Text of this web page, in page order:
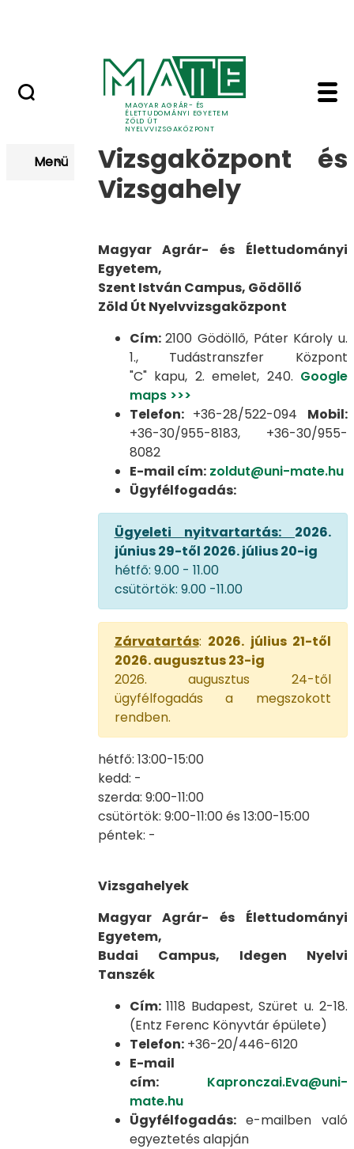
MAGYAR AGRÁR- ÉS
ÉLETTUDOMÁNYI EGYETEM
ZÖLD ÚT
NYELVVIZSGAKÖZPONT
Zöld ÚtVizsgahelyek
Menü
Vizsgaközpont és
Vizsgahely
Magyar Agrár- és Élettudományi
Egyetem,
Szent István Campus, Gödöllő
Zöld Út Nyelvvizsgaközpont
Cím:2100 Gödöllő, Páter Károly u.
1., Tudástranszfer Központ
"C" kapu, 2. emelet, 240. Google
maps >>>
Telefon: +36-28/522-094 Mobil:
+36-30/955-8183, +36-30/955-
8082
E-mail cím: zoldut@uni-mate.hu
Ügyfélfogadás:​​​
Ügyeleti nyitvartartás: 2026.
június 29-től 2026. július 20-ig
hétfő: 9.00 - 11.00
csütörtök: 9.00 -11.00
Zárvatartás: 2026. július 21-től
2026. augusztus 23-ig
2026. augusztus 24-től
ügyfélfogadás a megszokott
rendben.
hétfő: 13:00-15:00
kedd: -
szerda: 9:00-11:00
csütörtök: 9:00-11:00 és 13:00-15:00
péntek: -
Vizsgahelyek
Magyar Agrár- és Élettudományi
Egyetem,
Budai Campus, Idegen Nyelvi
Tanszék
Cím: 1118 Budapest, Szüret u. 2-18.
(Entz Ferenc Könyvtár épülete)
Telefon:+36-20/446-6120
E-mail
cím:
Kapronczai.Eva@uni-
mate.hu
Ügyfélfogadás: e-mailben való
egyeztetés alapján